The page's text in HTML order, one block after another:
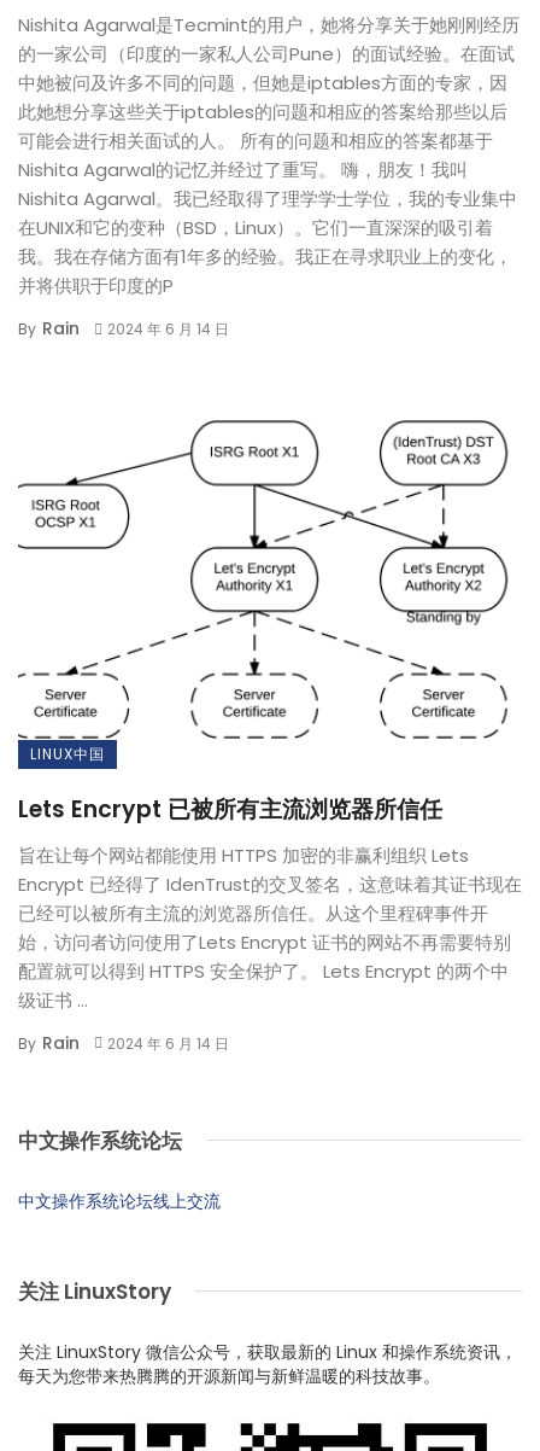
Nishita Agarwal是Tecmint的用户，她将分享关于她刚刚经历
的一家公司（印度的一家私人公司Pune）的面试经验。在面试
中她被问及许多不同的问题，但她是iptables方面的专家，因
此她想分享这些关于iptables的问题和相应的答案给那些以后
可能会进行相关面试的人。 所有的问题和相应的答案都基于
Nishita Agarwal的记忆并经过了重写。 嗨，朋友！我叫
Nishita Agarwal。我已经取得了理学学士学位，我的专业集中
在UNIX和它的变种（BSD，Linux）。它们一直深深的吸引着
我。我在存储方面有1年多的经验。我正在寻求职业上的变化，
并将供职于印度的P
By Rain 2024 年 6 月 14 日
LINUX中国
Lets Encrypt 已被所有主流浏览器所信任
旨在让每个网站都能使用 HTTPS 加密的非赢利组织 Lets
Encrypt 已经得了 IdenTrust的交叉签名，这意味着其证书现在
已经可以被所有主流的浏览器所信任。从这个里程碑事件开
始，访问者访问使用了Lets Encrypt 证书的网站不再需要特别
配置就可以得到 HTTPS 安全保护了。 Lets Encrypt 的两个中
级证书 ...
By Rain 2024 年 6 月 14 日
中文操作系统论坛
中文操作系统论坛线上交流
关注 LinuxStory
关注 LinuxStory 微信公众号，获取最新的 Linux 和操作系统资讯，
每天为您带来热腾腾的开源新闻与新鲜温暖的科技故事。